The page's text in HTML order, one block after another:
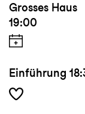
Grosses Haus
19:00
Einführung